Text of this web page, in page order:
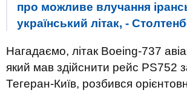
про можливе влучання
український літак, -
Нагадаємо, літак Boeing-737
який мав здійснити рейс PS752
Тегеран-Київ, розбився